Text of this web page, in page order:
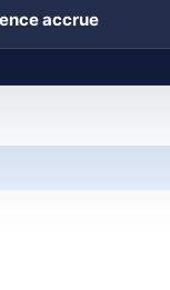
accrue